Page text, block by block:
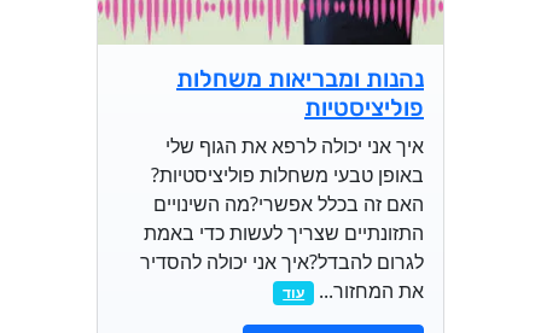
נהנות ומבריאות משחלות
פוליציסטיות
איך אני יכולה לרפא את הגוף שלי
באופן טבעי משחלות פוליציסטיות?
האם זה בכלל אפשרי?מה השינויים
התזונתיים שצריך לעשות כדי באמת
לגרום להבדל?איך אני יכולה להסדיר
את המחזור...
עוד